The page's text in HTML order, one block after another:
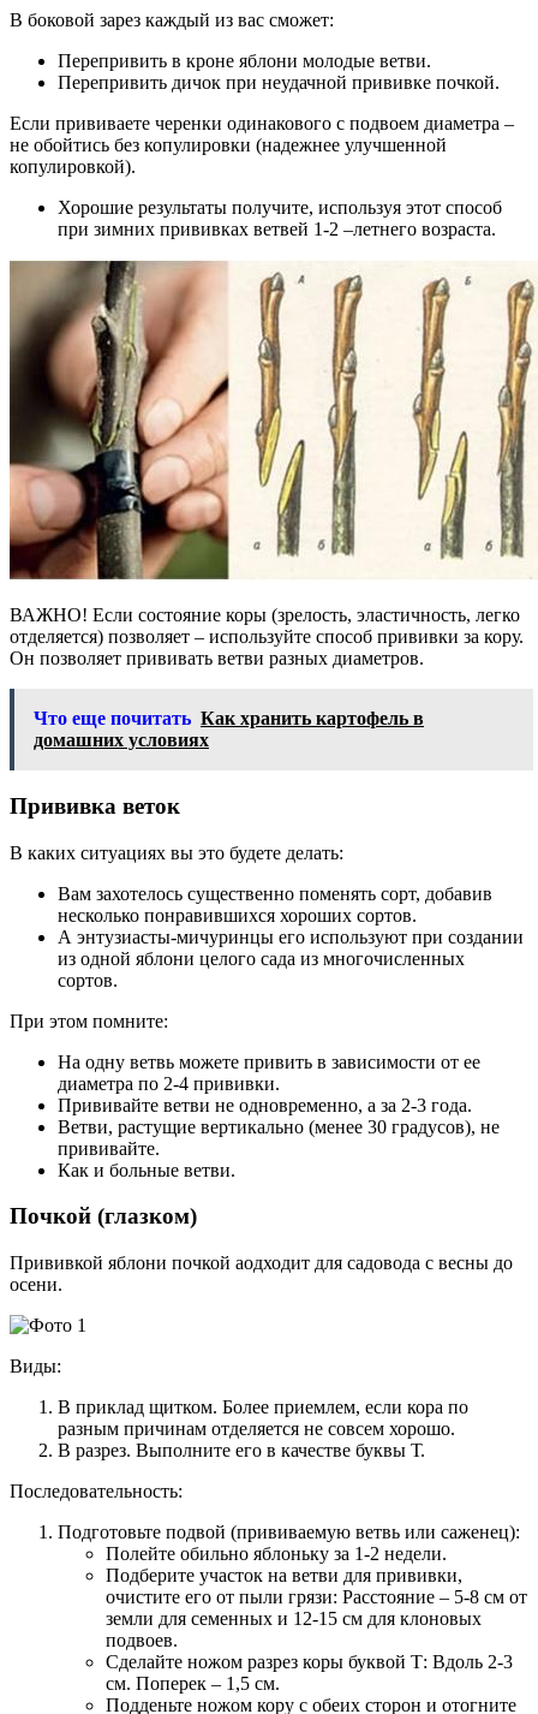
В боковой зарез каждый из вас сможет:
Перепривить в кроне яблони молодые ветви.
Перепривить дичок при неудачной прививке почкой.
Если прививаете черенки одинакового с подвоем диаметра –
не обойтись без копулировки (надежнее улучшенной
копулировкой).
Хорошие результаты получите, используя этот способ
при зимних прививках ветвей 1-2 –летнего возраста.
ВАЖНО! Если состояние коры (зрелость, эластичность, легко
отделяется) позволяет – используйте способ прививки за кору.
Он позволяет прививать ветви разных диаметров.
Что еще почитать Как хранить картофель в
домашних условиях
Прививка веток
В каких ситуациях вы это будете делать:
Вам захотелось существенно поменять сорт, добавив
несколько понравившихся хороших сортов.
А энтузиасты-мичуринцы его используют при создании
из одной яблони целого сада из многочисленных
сортов.
При этом помните:
На одну ветвь можете привить в зависимости от ее
диаметра по 2-4 прививки.
Прививайте ветви не одновременно, а за 2-3 года.
Ветви, растущие вертикально (менее 30 градусов), не
прививайте.
Как и больные ветви.
Почкой (глазком)
Прививкой яблони почкой аодходит для садовода с весны до
осени.
Виды:
В приклад щитком. Более приемлем, если кора по
разным причинам отделяется не совсем хорошо.
В разрез. Выполните его в качестве буквы Т.
Последовательность:
Подготовьте подвой (прививаемую ветвь или саженец):
Полейте обильно яблоньку за 1-2 недели.
Подберите участок на ветви для прививки,
очистите его от пыли грязи: Расстояние – 5-8 см от
земли для семенных и 12-15 см для клоновых
подвоев.
Сделайте ножом разрез коры буквой Т: Вдоль 2-3
см. Поперек – 1,5 см.
Подденьте ножом кору с обеих сторон и отогните